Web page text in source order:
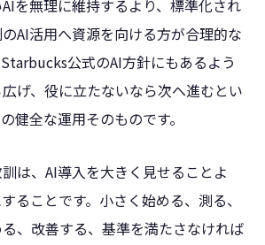
を無理に維持するより、標準化され
AI活用へ資源を向ける方が合理的な
公式のAI方針にもあるよう
げ、役に立たないなら次へ進むとい
健全な運用そのものです。
は、AI導入を大きく見せることよ
ることです。小さく始める、測る、
、改善する、基準を満たさなければ